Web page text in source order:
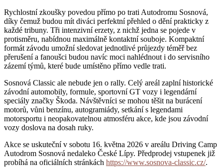
Rychlostní zkoušky povedou přímo po trati Autodromu Sosnová,
díky čemuž budou mít diváci perfektní přehled o dění prakticky z
každé tribuny. Tři intenzivní erzety, z nichž jedna se pojede v
protisměru, nabídnou maximálně kontaktní souboje. Kompaktní
formát závodu umožní sledovat jednotlivé průjezdy téměř bez
přerušení a fanoušci budou navíc moci nahlédnout i do servisního
zázemí týmů, které bude umístěno přímo vedle trati.
Sosnová Classic ale nebude jen o rally. Celý areál zaplní historické
závodní automobily, formule, sportovní GT vozy i legendární
speciály značky Škoda. Návštěvníci se mohou těšit na burácení
motorů, vůni benzínu, autogramiády, setkání s legendami
motorsportu i neopakovatelnou atmosféru akce, kde jsou závodní
vozy doslova na dosah ruky.
Akce se uskuteční v sobotu 16. května 2026 v areálu Driving Camp
Autodrom Sosnová nedaleko České Lípy. Předprodej vstupenek již
probíhá na oficiálních stránkách https://www.sosnova-classic.cz/.